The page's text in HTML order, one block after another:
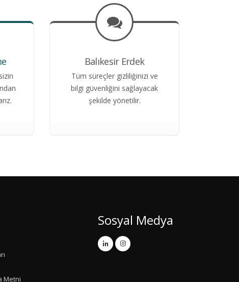
Balıkesir Erdek
Tüm süreçler gizliliğinizi ve
bilgi güvenliğini sağlayacak
şekilde yönetilir.
Metni
Sosyal Medya